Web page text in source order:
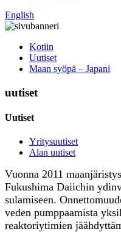
English
Kotiin
Uutiset
Maan syöpä – Japani
uutiset
Uutiset
Yritysuutiset
Alan uutiset
Vuonna 2011
Fukushima Daiichin
sulamiseen.
veden pumppaamista
reaktoriytimien